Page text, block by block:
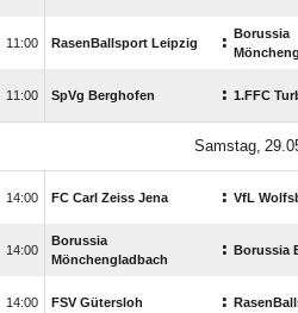
 RasenBallsport Leipzig : Borussia
 SpVg Berghofen : 1.FFC

 FC Carl Zeiss Jena : VfL

Borussia
Mönchengladbach
: Borussia
 FSV Gütersloh :